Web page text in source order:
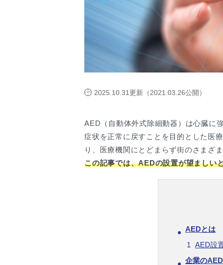
2025.10.31更新（2021.03.26公開）
AED（自動体外式除細動器）は心臓に
症状を正常に戻すことを目的とした医
り、医療機関にとどまらず街のさまざ
この記事では、AEDの設置が望ましい
AEDとは
AED設
企業の